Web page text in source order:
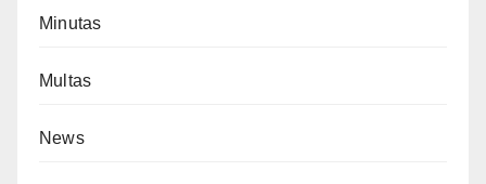
Minutas
Multas
News